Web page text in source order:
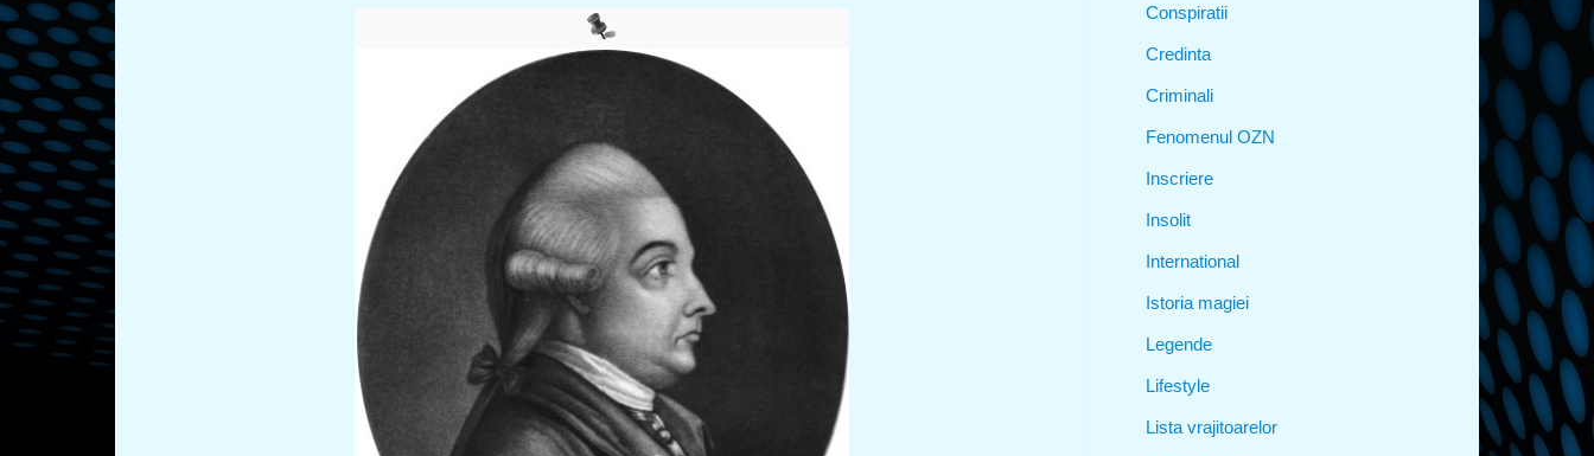
Conspiratii
Credinta
Criminali
Fenomenul OZN
Inscriere
Insolit
International
Istoria magiei
Legende
Lifestyle
Lista vrajitoarelor